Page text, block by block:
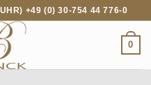
+49 (0) 30-754 44 776-0
0